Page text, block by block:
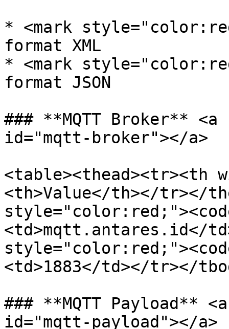
* <mark
format XML
* <mark
format JSON
### **MQTT Broker**
id="mqtt-broker"></a>
<table><thead><tr><th
<th>Value</th></tr></
<td>mqtt.antares.id</
<td>1883</td></tr></
### **MQTT Payload**
id="mqtt-payload"></a>